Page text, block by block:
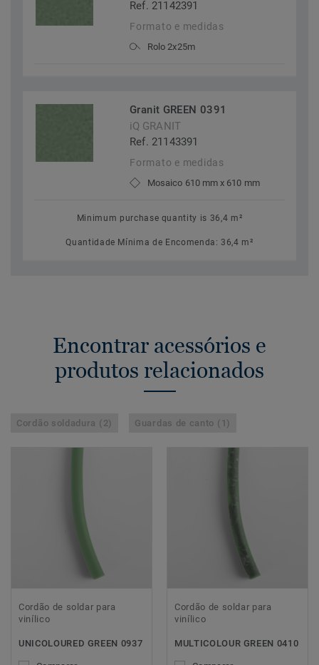
Ref. 21142391
Formato e medidas
Rolo 2x25m
Granit GREEN 0391
iQ GRANIT
Ref. 21143391
Formato e medidas
Mosaico 610 mm x 610 mm
Minimum purchase quantity is 36,4 m²
Quantidade Mínima de Encomenda: 36,4 m²
Encontrar acessórios e
produtos relacionados
Cordão soldadura (2) Guardas de canto (1)
Cordão de soldar para
vinílico
UNICOLOURED GREEN 0937
Cordão de soldar para
vinílico
MULTICOLOUR GREEN 0410